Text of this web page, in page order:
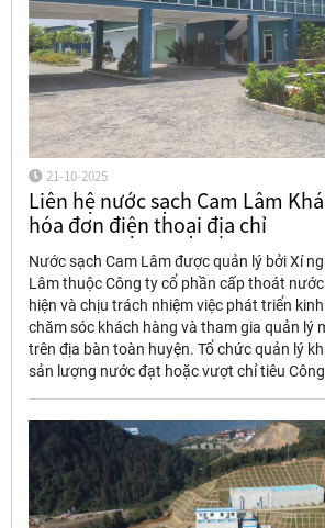
21-10-2025
Liên hệ nước sạch Cam Lâm
hóa đơn điện thoại địa chỉ
Nước sạch Cam Lâm được quản lý bởi Xí
Lâm thuộc Công ty cổ phần cấp thoát
hiện và chịu trách nhiệm việc phát triển
chăm sóc khách hàng và tham gia quản lý
trên địa bàn toàn huyện. Tổ chức quản lý
sản lượng nước đạt hoặc vượt chỉ tiêu